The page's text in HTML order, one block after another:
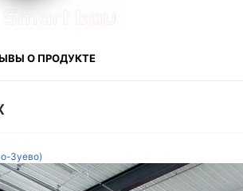
О ПРОДУКТЕ
Зуево)